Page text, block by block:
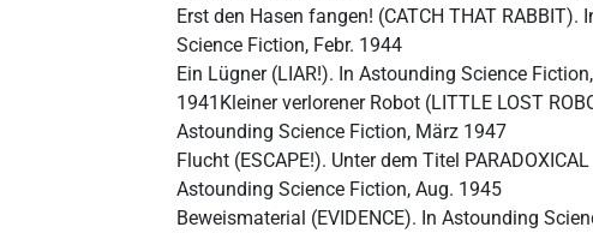
Erst den Hasen fangen! (CATCH THAT RABBIT).
Science Fiction, Febr. 1944
Ein Lügner (LIAR!). In Astounding Science
1941Kleiner verlorener Robot (LITTLE LOST
Astounding Science Fiction, März 1947
Flucht (ESCAPE!). Unter dem Titel PARADOXICAL
Astounding Science Fiction, Aug. 1945
Beweismaterial (EVIDENCE). In Astounding